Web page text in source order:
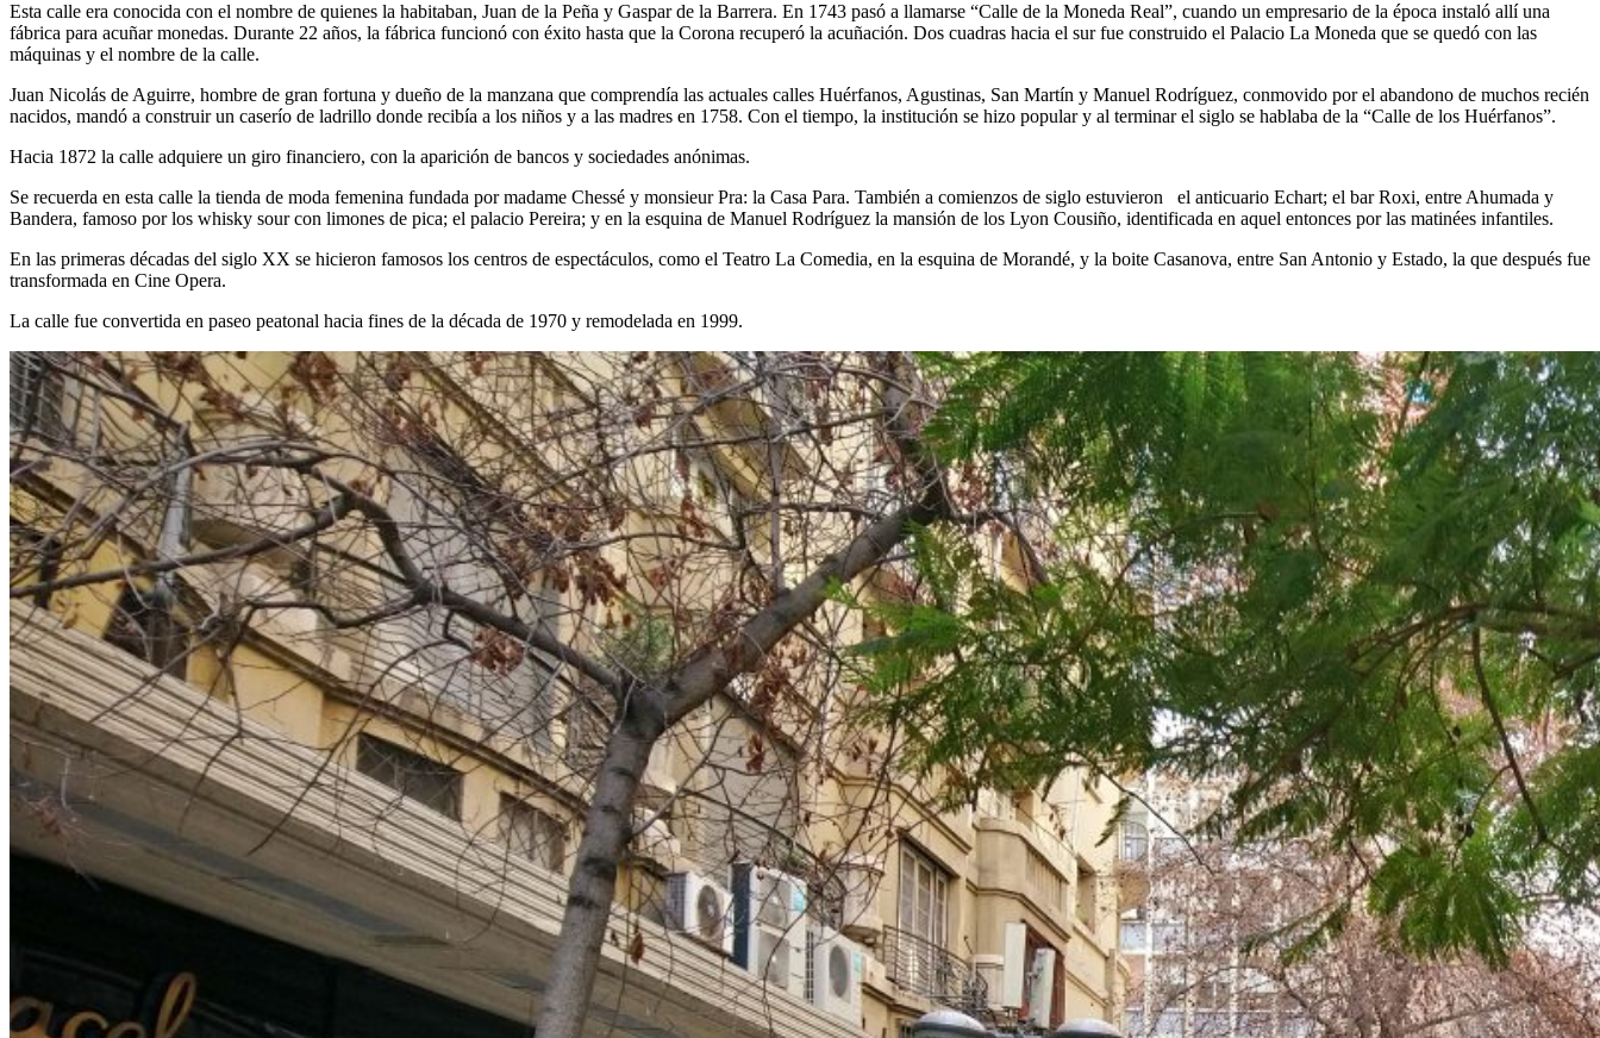
Esta calle era conocida con el nombre de quienes la habitaban, Juan de la Peña y Gaspar de la Barrera. En 1743 pasó a llamarse “Calle de la Moneda Real”, cuando un empresario de la época instaló allí una
fábrica para acuñar monedas. Durante 22 años, la fábrica funcionó con éxito hasta que la Corona recuperó la acuñación. Dos cuadras hacia el sur fue construido el Palacio La Moneda que se quedó con las
máquinas y el nombre de la calle.
Juan Nicolás de Aguirre, hombre de gran fortuna y dueño de la manzana que comprendía las actuales calles Huérfanos, Agustinas, San Martín y Manuel Rodríguez, conmovido por el abandono de muchos recién
nacidos, mandó a construir un caserío de ladrillo donde recibía a los niños y a las madres en 1758. Con el tiempo, la institución se hizo popular y al terminar el siglo se hablaba de la “Calle de los Huérfanos”.
Hacia 1872 la calle adquiere un giro financiero, con la aparición de bancos y sociedades anónimas.
Se recuerda en esta calle la tienda de moda femenina fundada por madame Chessé y monsieur Pra: la Casa Para. También a comienzos de siglo estuvieron el anticuario Echart; el bar Roxi, entre Ahumada y
Bandera, famoso por los whisky sour con limones de pica; el palacio Pereira; y en la esquina de Manuel Rodríguez la mansión de los Lyon Cousiño, identificada en aquel entonces por las matinées infantiles.
En las primeras décadas del siglo XX se hicieron famosos los centros de espectáculos, como el Teatro La Comedia, en la esquina de Morandé, y la boite Casanova, entre San Antonio y Estado, la que después fue
transformada en Cine Opera.
La calle fue convertida en paseo peatonal hacia fines de la década de 1970 y remodelada en 1999.